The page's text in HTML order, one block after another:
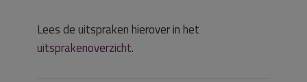
Lees de uitspraken hierover in het
uitsprakenoverzicht.